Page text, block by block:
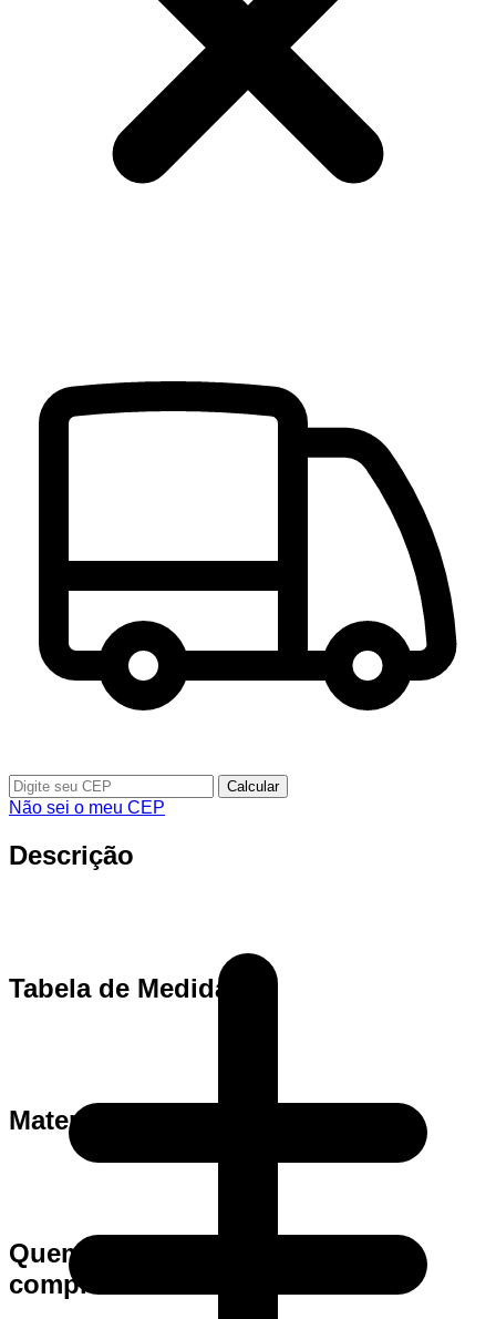
Calcular
Não sei o meu CEP
Descrição
Tabela de Medidas
Materia Prima
Quem viu este produto também
comprou